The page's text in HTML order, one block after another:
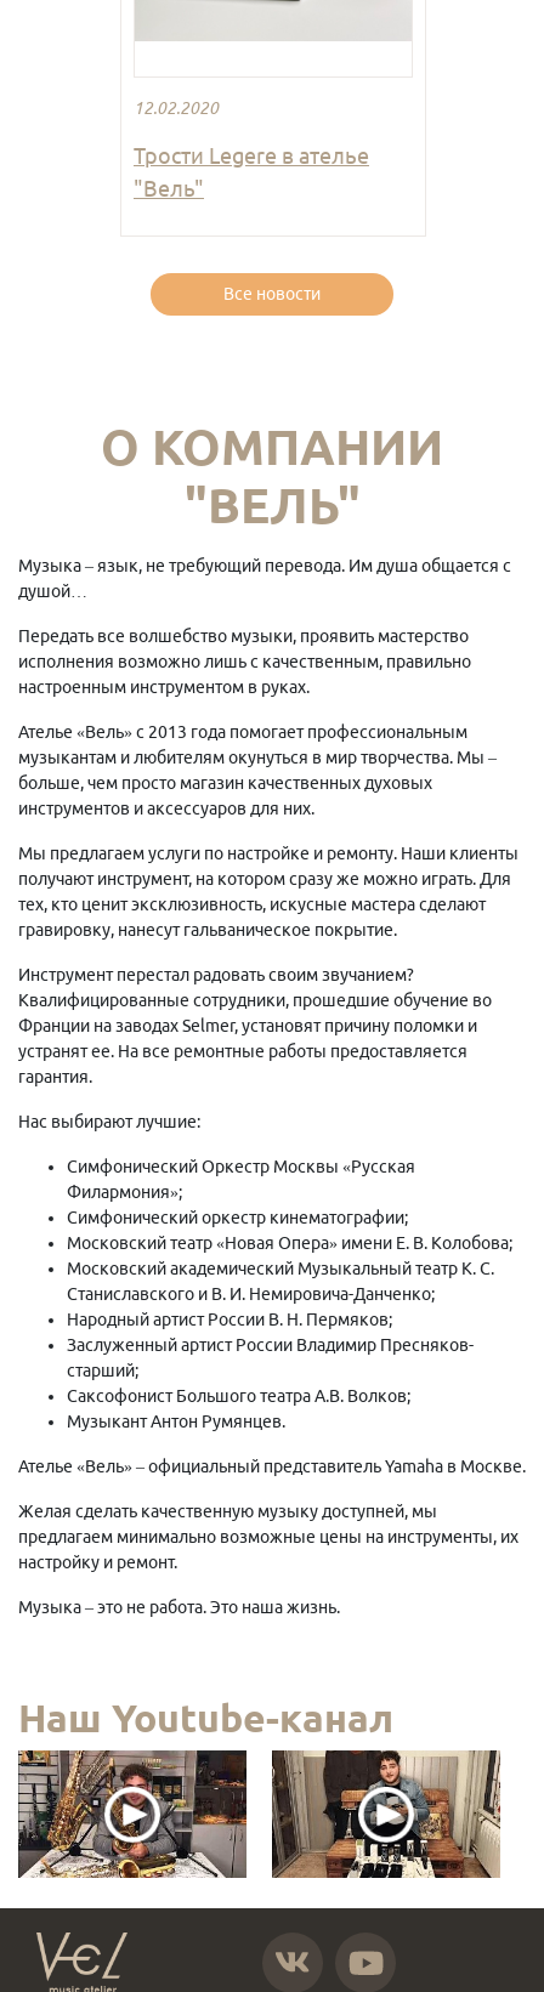
12.02.2020
Трости Legere в ателье
"Вель"
Все новости
О КОМПАНИИ
"ВЕЛЬ"
Музыка – язык, не требующий перевода. Им душа общается с
душой…
Передать все волшебство музыки, проявить мастерство
исполнения возможно лишь с качественным, правильно
настроенным инструментом в руках.
Ателье «Вель» с 2013 года помогает профессиональным
музыкантам и любителям окунуться в мир творчества. Мы –
больше, чем просто магазин качественных духовых
инструментов и аксессуаров для них.
Мы предлагаем услуги по настройке и ремонту. Наши клиенты
получают инструмент, на котором сразу же можно играть. Для
тех, кто ценит эксклюзивность, искусные мастера сделают
гравировку, нанесут гальваническое покрытие.
Инструмент перестал радовать своим звучанием?
Квалифицированные сотрудники, прошедшие обучение во
Франции на заводах Selmer, установят причину поломки и
устранят ее. На все ремонтные работы предоставляется
гарантия.
Нас выбирают лучшие:
Симфонический Оркестр Москвы «Русская
Филармония»;
Симфонический оркестр кинематографии;
Московский театр «Новая Опера» имени Е. В. Колобова;
Московский академический Музыкальный театр К. С.
Станиславского и В. И. Немировича-Данченко;
Народный артист России В. Н. Пермяков;
Заслуженный артист России Владимир Пресняков-
старший;
Саксофонист Большого театра А.В. Волков;
Музыкант Антон Румянцев.
Ателье «Вель» – официальный представитель Yamaha в Москве.
Желая сделать качественную музыку доступней, мы
предлагаем минимально возможные цены на инструменты, их
настройку и ремонт.
Музыка – это не работа. Это наша жизнь.
Наш Youtube-канал